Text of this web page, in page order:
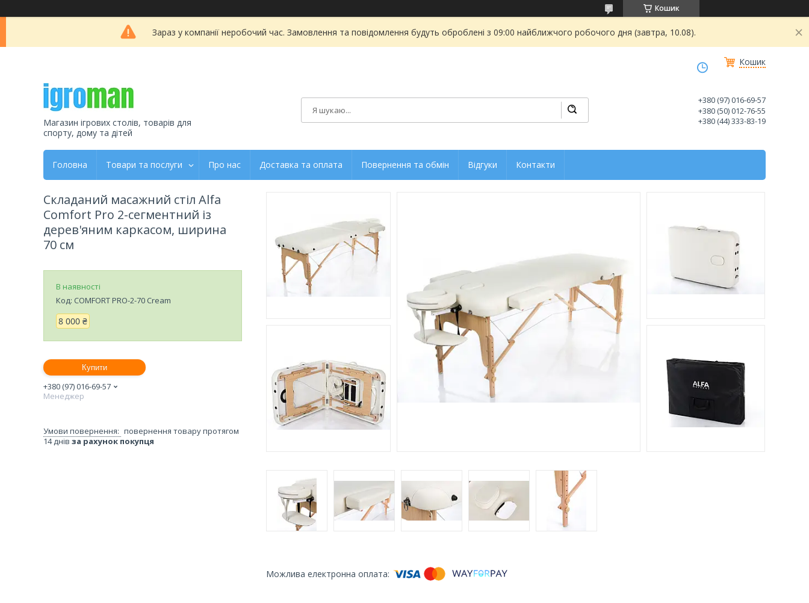
Кошик
Зараз у компанії неробочий час. Замовлення та повідомлення будуть оброблені з 09:00 найближчого робочого дня (завтра, 10.08).
Кошик
Магазин ігрових столів, товарів для
спорту, дому та дітей
+380 (97) 016-69-57
+380 (50) 012-76-55
+380 (44) 333-83-19
Головна Товари та послуги Про нас Доставка та оплата Повернення та обмін Відгуки Контакти
Складаний масажний стіл Alfa
Comfort Pro 2-сегментний із
дерев'яним каркасом, ширина
70 см
В наявності
Код: COMFORT PRO-2-70 Cream
8 000 ₴
Купити
+380 (97) 016-69-57
Менеджер
повернення товару протягом
14 днів за рахунок покупця